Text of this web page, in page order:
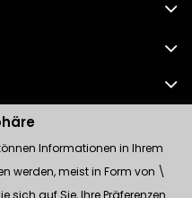
Informationen in Ihrem
werden, meist in Form von \
sich auf Sie, Ihre Präferenzen